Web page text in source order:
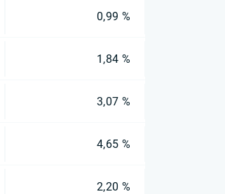
0,99 %
1,84 %
3,07 %
4,65 %
2,20 %